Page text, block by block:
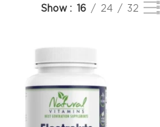
Show 16 24 32